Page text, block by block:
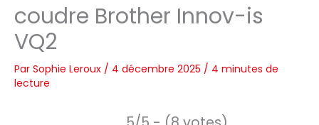
coudre Brother Innov-is
VQ2
Par Sophie Leroux / 4 décembre 2025 / 4 minutes de
lecture